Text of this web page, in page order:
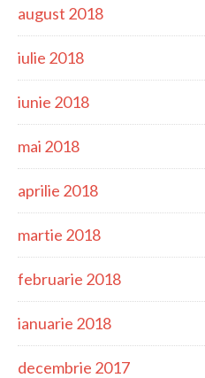
august 2018
iulie 2018
iunie 2018
mai 2018
aprilie 2018
martie 2018
februarie 2018
ianuarie 2018
decembrie 2017